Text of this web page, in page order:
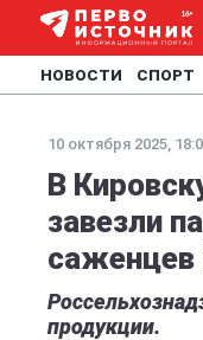
НОВОСТИ СПОРТ
10 октября 2025,
В
завезли
саженцев
продукции.